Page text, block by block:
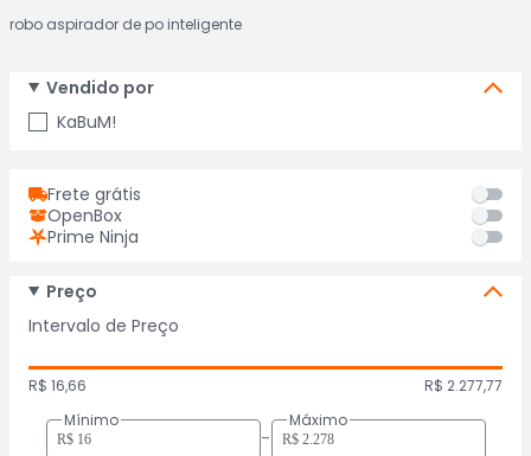
Cupons
 Ativar tradutor em libras
robo aspirador de po inteligente
Vendido por
KaBuM!
Frete grátis
OpenBox
Prime Ninja
Preço
Intervalo de Preço
R$ 16,66
R$ 2.277,77
Mínimo
-
Máximo